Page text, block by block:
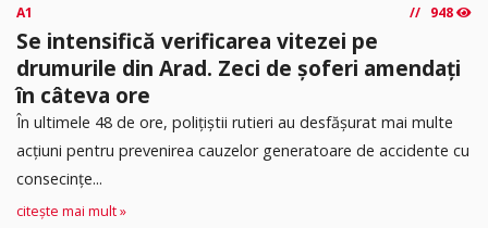
A1 948
Se intensifică verificarea vitezei pe
drumurile din Arad. Zeci de șoferi amendați
în câteva ore
În ultimele 48 de ore, polițiștii rutieri au desfășurat mai multe
acțiuni pentru prevenirea cauzelor generatoare de accidente cu
consecințe...
citește mai mult »